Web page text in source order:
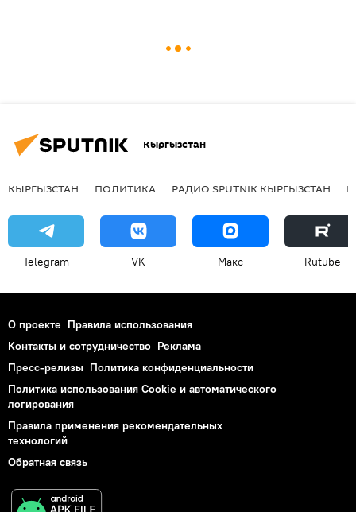
Кыргызстан
КЫРГЫЗСТАН ПОЛИТИКА РАДИО SPUTNIK КЫРГЫЗСТАН
Telegram VK Макс Rutube
О проекте Правила использования
Контакты и сотрудничество Реклама
Пресс-релизы Политика конфиденциальности
Политика использования Cookie и автоматического
логирования
Правила применения рекомендательных
технологий
Обратная связь